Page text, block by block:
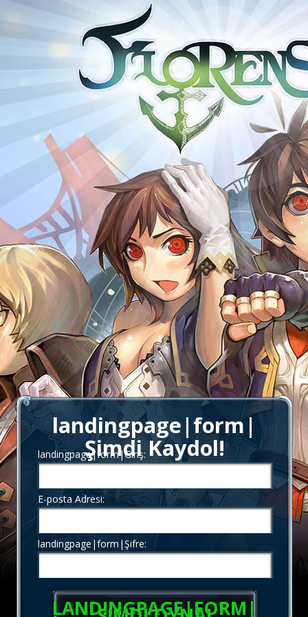
landingpage|form|
Şimdi Kaydol!
landingpage|form|Giriş:
E-posta Adresi:
landingpage|form|Şifre:
LANDINGPAGE|FORM|